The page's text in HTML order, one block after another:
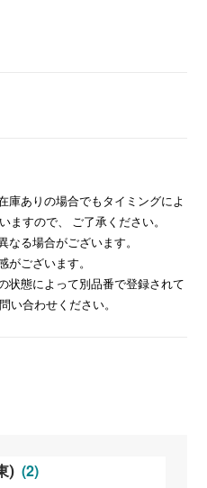
庫ありの場合でもタイミングによ
ますので、 ご了承ください。
なる場合がございます。
がございます。
状態によって別品番で登録されて
い合わせください。
) (2)